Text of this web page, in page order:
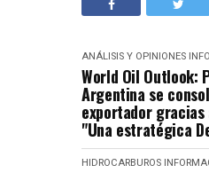
ANÁLISIS Y OPINIONES
World Oil Outlook:
Argentina se
exportador gracias
"Una estratégica
HIDROCARBUROS